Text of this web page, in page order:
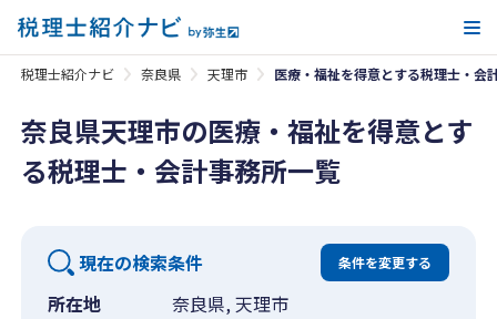
税理士紹介ナビ 奈良県 天理市 医療・福祉を得意とする税理士・会
奈良県天理市の医療・福祉を得意とす
る税理士・会計事務所一覧
現在の検索条件 条件を変更する
所在地
奈良県, 天理市